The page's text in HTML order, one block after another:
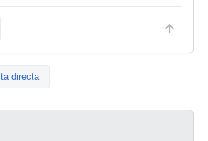
directa